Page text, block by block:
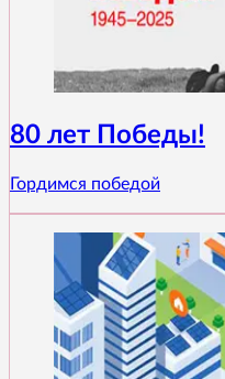
80 лет Победы!
Гордимся победой